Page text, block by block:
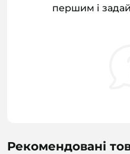
першим і
Рекомендовані